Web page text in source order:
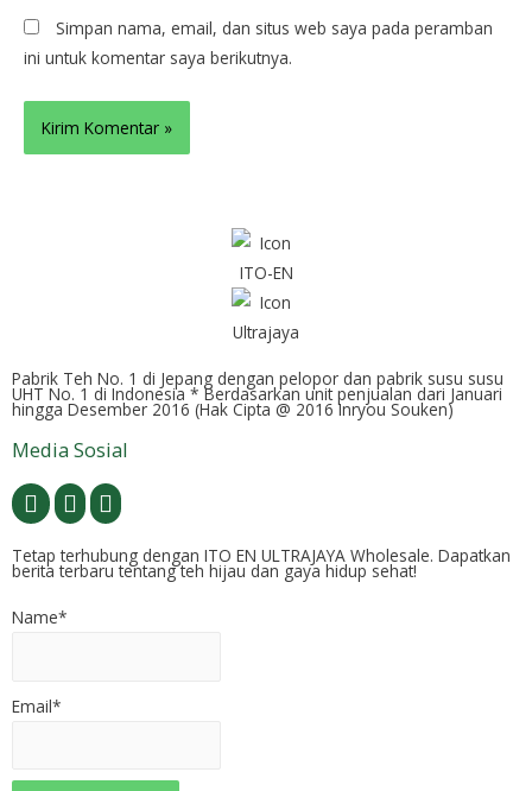
Simpan nama, email, dan situs web saya pada peramban
ini untuk komentar saya berikutnya.
Pabrik Teh No. 1 di Jepang dengan pelopor dan pabrik susu susu
UHT No. 1 di Indonesia * Berdasarkan unit penjualan dari Januari
hingga Desember 2016 (Hak Cipta @ 2016 Inryou Souken)
Media Sosial
Tetap terhubung dengan ITO EN ULTRAJAYA Wholesale. Dapatkan
berita terbaru tentang teh hijau dan gaya hidup sehat!
Name*
Email*